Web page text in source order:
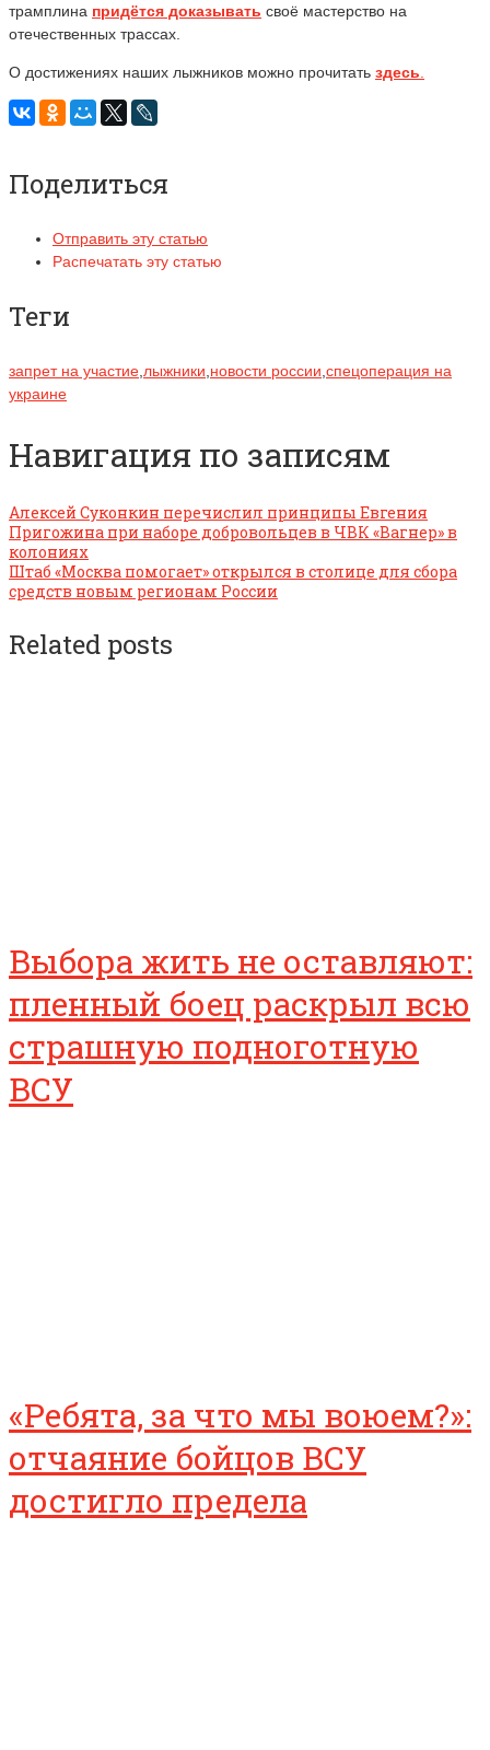
трамплина придётся доказывать своё мастерство на
отечественных трассах.
О достижениях наших лыжников можно прочитать здесь
Поделиться
Отправить эту статью
Распечатать эту статью
Теги
запрет на участие лыжники новости россии спецоперация на
украине
Навигация по записям
Алексей Суконкин перечислил принципы Евгения
Пригожина при наборе добровольцев в ЧВК «Вагнер» в
колониях
Штаб «Москва помогает» открылся в столице для сбора
средств новым регионам России
Related posts
Выбора жить не оставляют:
пленный боец раскрыл всю
страшную подноготную
ВСУ
«Ребята, за что мы воюем?»:
отчаяние бойцов ВСУ
достигло предела